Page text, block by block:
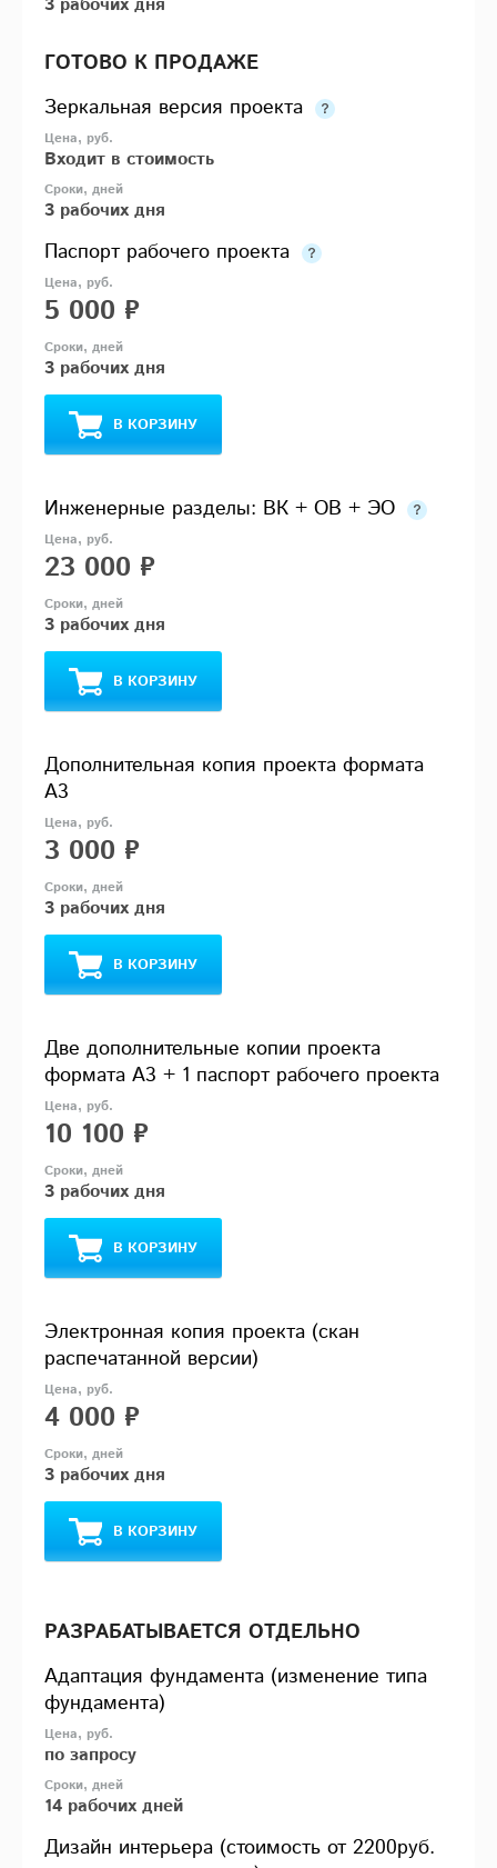
ГОТОВО К ПРОДАЖЕ
Зеркальная версия проекта
Входит в стоимость
3 рабочих дня
Паспорт рабочего проекта
5 000 ₽
3 рабочих дня
В КОРЗИНУ
Инженерные разделы: ВК + ОВ + ЭО
23 000 ₽
3 рабочих дня
В КОРЗИНУ
Дополнительная копия проекта формата
А3
3 000 ₽
3 рабочих дня
В КОРЗИНУ
Две дополнительные копии проекта
формата А3 + 1 паспорт рабочего проекта
10 100 ₽
3 рабочих дня
В КОРЗИНУ
Электронная копия проекта (скан
распечатанной версии)
4 000 ₽
3 рабочих дня
В КОРЗИНУ
РАЗРАБАТЫВАЕТСЯ ОТДЕЛЬНО
Адаптация фундамента (изменение типа
фундамента)
по запросу
14 рабочих дней
Дизайн интерьера (стоимость от 2200руб.